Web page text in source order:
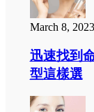
March 8, 2023
迅速找到
型這樣選